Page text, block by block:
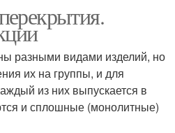
разными видами изделий, но
их на группы, и для
из них выпускается в
и сплошные (монолитные)